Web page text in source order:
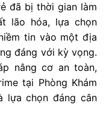
đã bị thời gian làm
lão hóa, lựa chọn
tin vào một địa
đáng với kỳ vọng.
nâng cơ an toàn,
tại Phòng Khám
lựa chọn đáng cân